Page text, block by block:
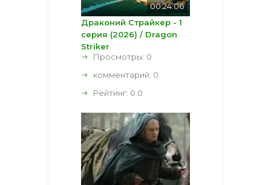
00:24:06
Драконий Страйкер - 1
серия (2026) / Dragon
Striker
Просмотры: 0
комментарий: 0
Рейтинг: 0.0